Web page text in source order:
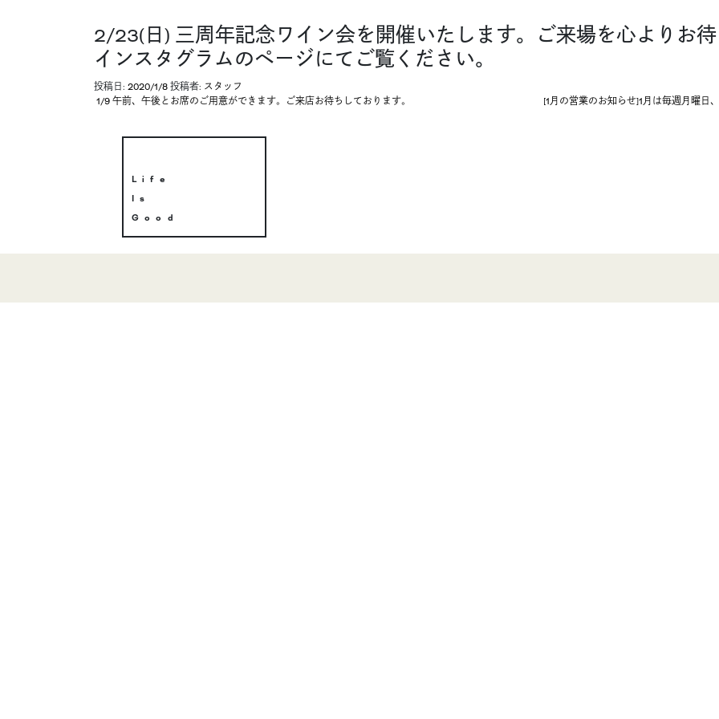
Life
Is
Good
2/23(日) 三周年記念ワイン会を開催いたします。ご来場を心よりお
インスタグラムのページにてご覧ください。
投稿日: 2020/1/8 投稿者: スタッフ
投稿ナビゲーション
1/9 午前、午後とお席のご用意ができます。ご来店お待ちしております。 [1月の営業のお知らせ]1月は毎週月曜日